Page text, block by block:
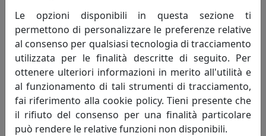
Le opzioni disponibili in questa sezione ti
permettono di personalizzare le preferenze relative
al consenso per qualsiasi tecnologia di tracciamento
utilizzata per le finalità descritte di seguito. Per
ottenere ulteriori informazioni in merito all'utilità e
al funzionamento di tali strumenti di tracciamento,
fai riferimento alla cookie policy. Tieni presente che
il rifiuto del consenso per una finalità particolare
può rendere le relative funzioni non disponibili.